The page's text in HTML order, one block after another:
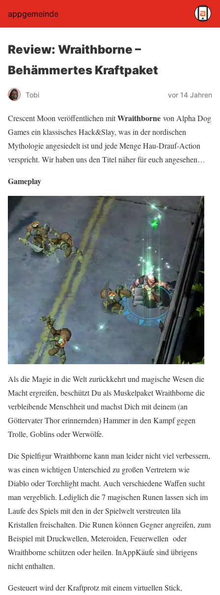
appgemeinde
Review: Wraithborne –
Behämmertes Kraftpaket
Tobi vor 14 Jahren
Crescent Moon veröffentlichen mitWraithborne von Alpha Dog
Games ein klassisches Hack&Slay, was in der nordischen
Mythologie angesiedelt ist und jede Menge Hau-Drauf-Action
verspricht. Wir haben uns den Titel näher für euch angesehen…
Gameplay
Als die Magie in die Welt zurückkehrt und magische Wesen die
Macht ergreifen, beschützt Du als Muskelpaket Wraithborne die
verbleibende Menschheit und machst Dich mit deinem (an
Göttervater Thor erinnernden) Hammer in den Kampf gegen
Trolle, Goblins oder Werwölfe.
Die Spielfigur Wraithborne kann man leider nicht viel verbessern,
was einen wichtigen Unterschied zu großen Vertretern wie
Diablo oder Torchlight macht. Auch verschiedene Waffen sucht
man vergeblich. Lediglich die 7 magischen Runen lassen sich im
Laufe des Spiels mit den in der Spielwelt verstreuten lila
Kristallen freischalten. Die Runen können Gegner angreifen, zum
Beispiel mit Druckwellen, Meteroiden, Feuerwellen oder
Wraithborne schützen oder heilen. InAppKäufe sind übrigens
nicht enthalten.
Gesteuert wird der Kraftprotz mit einem virtuellen Stick,